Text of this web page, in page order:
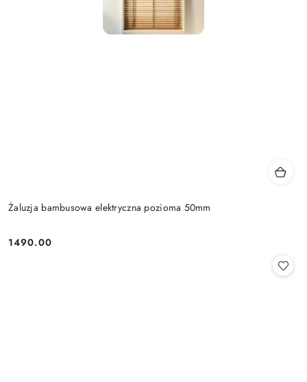
Żaluzja bambusowa elektryczna pozioma 50mm
Cena:
1490.00